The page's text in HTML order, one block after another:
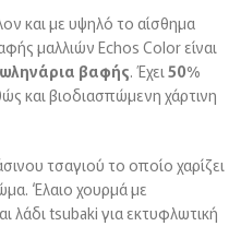
και με υψηλό το αίσθημα
μαλλιών Echos Color είναι
βαφής. Έχει50%
και βιοδιασπώμενη χάρτινη
τσαγιού το οποίο χαρίζει
‘Ελαιο χουρμά με
λάδι tsubaki για εκτυφλωτική